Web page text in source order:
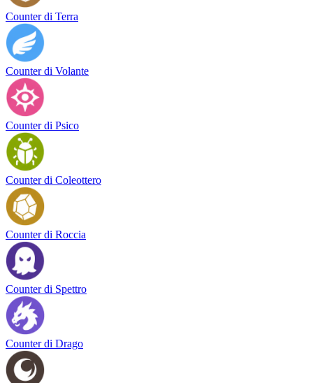
Counter di Terra
Counter di Volante
Counter di Psico
Counter di Coleottero
Counter di Roccia
Counter di Spettro
Counter di Drago